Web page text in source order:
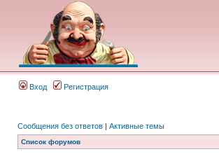
Вход Регистрация
Сообщения без ответов | Активные темы
Список форумов